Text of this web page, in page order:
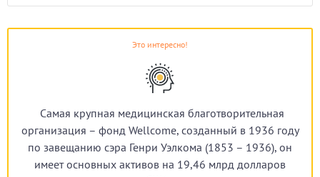
Это интересно!
Самая крупная медицинская благотворительная
организация – фонд Wellcome, созданный в 1936 году
по завещанию сэра Генри Уэлкома (1853 – 1936), он
имеет основных активов на 19,46 млрд долларов